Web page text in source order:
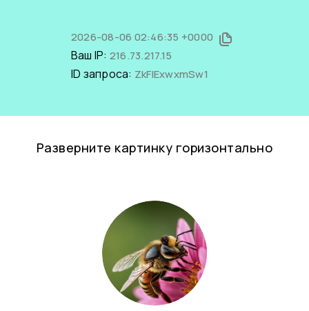
2026-08-06 02:46:35 +0000
Ваш IP: 216.73.217.15
ID запроса: ZkFIExwxmSw1
Разверните картинку горизонтально